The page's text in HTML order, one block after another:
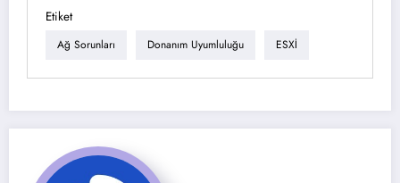
Etiket
Ağ Sorunları Donanım Uyumluluğu ESXİ